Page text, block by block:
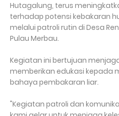
Hutagalung, terus
terhadap potensi kebakaran
melalui patroli rutin di Desa
Pulau Merbau.
Kegiatan ini bertujuan
memberikan edukasi kepada
bahaya pembakaran liar.
"Kegiatan patroli dan